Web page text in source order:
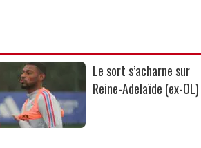
Le sort s’acharne sur
Reine-Adelaïde (ex-OL)